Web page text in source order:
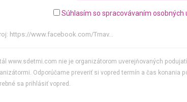
Súhlasím so spracovávaním
https://www.facebook.com/Trnav...
www.sdetmi.com nie je organizátorom uverejňovaných
Odporúčame preveriť si vopred termín a čas konania
sa prihlásiť vopred.